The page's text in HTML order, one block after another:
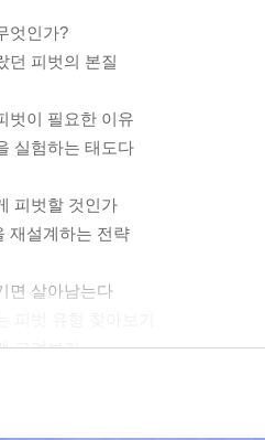
엇인가?
던 피벗의 본질
벗이 필요한 이유
실험하는 태도다
피벗할 것인가
재설계하는 전략
면 살아남는다
그려보기
게 피벗할 것인가?